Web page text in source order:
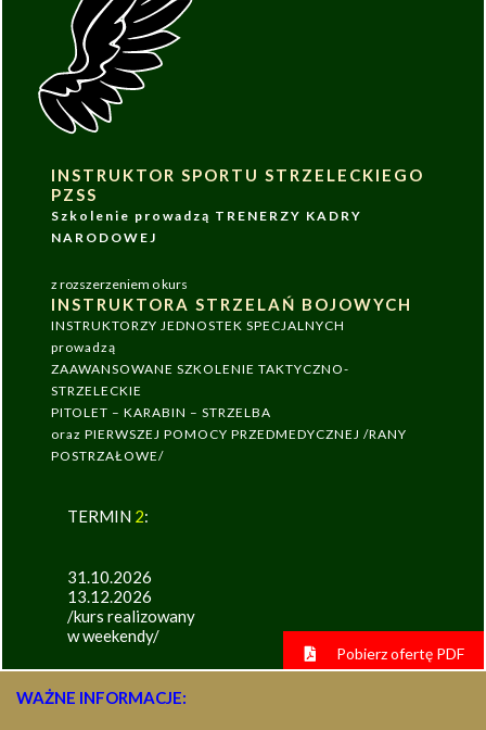
INSTRUKTOR SPORTU STRZELECKIEGO
PZSS
Szkolenie prowadzą TRENERZY KADRY
NARODOWEJ
z rozszerzeniem o kurs
INSTRUKTORA STRZELAŃ BOJOWYCH
INSTRUKTORZY JEDNOSTEK SPECJALNYCH
prowadzą
ZAAWANSOWANE SZKOLENIE TAKTYCZNO-
STRZELECKIE
PITOLET – KARABIN – STRZELBA
oraz PIERWSZEJ POMOCY PRZEDMEDYCZNEJ /RANY
POSTRZAŁOWE/
TERMIN 2:
31.10.2026
13.12.2026
/kurs realizowany
w weekendy/
Pobierz ofertę PDF
WAŻNE INFORMACJE: